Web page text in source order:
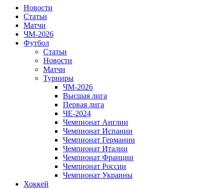
Новости
Статьи
Матчи
ЧМ-2026
Футбол
Статьи
Новости
Матчи
Турниры
ЧМ-2026
Высшая лига
Первая лига
ЧЕ-2024
Чемпионат Англии
Чемпионат Испании
Чемпионат Германии
Чемпионат Италии
Чемпионат Франции
Чемпионат России
Чемпионат Украины
Хоккей